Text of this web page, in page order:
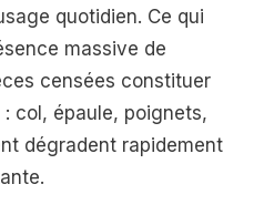
quotidien. Ce qui
massive de
censées constituer
col, épaule, poignets,
dégradent rapidement